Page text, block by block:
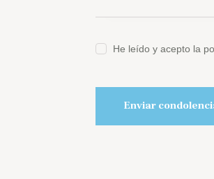
He leído y acepto la